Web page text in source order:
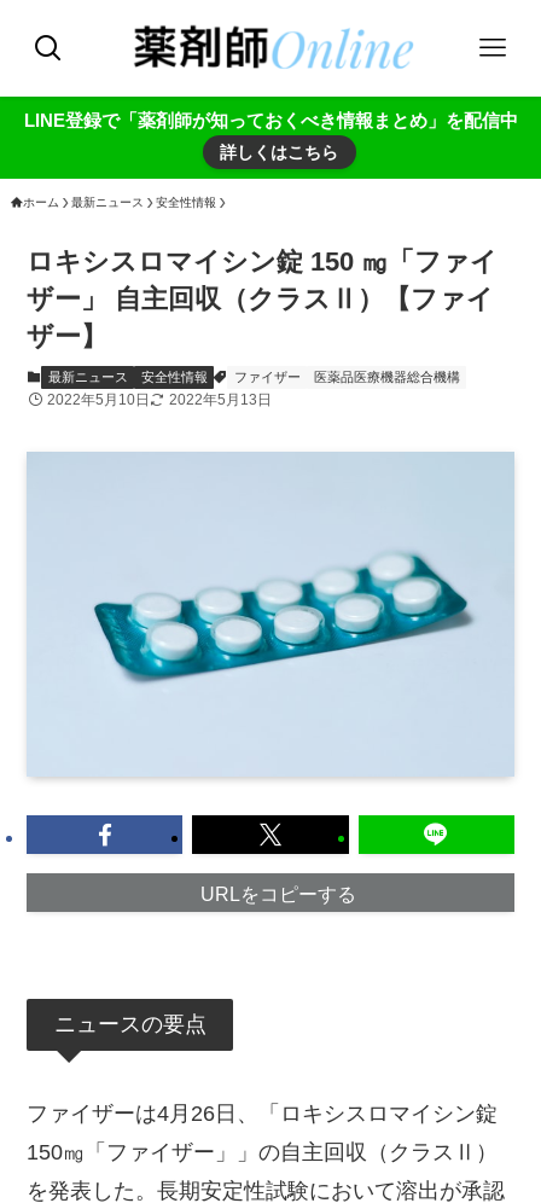
LINE登録で「薬剤師が知っておくべき情報まとめ」を配信中
詳しくはこちら
ホーム 最新ニュース 安全性情報
ロキシスロマイシン錠 150 ㎎「ファイ
ザー」 自主回収（クラスⅡ）【ファイ
ザー】
最新ニュース 安全性情報 ファイザー 医薬品医療機器総合機構
2022年5月10日 2022年5月13日
URLをコピーする
ニュースの要点
ファイザーは4月26日、「ロキシスロマイシン錠
150㎎「ファイザー」」の自主回収（クラスⅡ）
を発表した。長期安定性試験において溶出が承認